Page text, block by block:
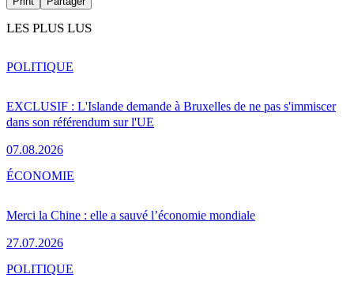
LES PLUS LUS
EXCLUSIF : L'Islande demande à Bruxelles de ne pas s'immiscer
dans son référendum sur l'UE
07.08.2026
POLITIQUE
Merci la Chine : elle a sauvé l’économie mondiale
27.07.2026
ÉCONOMIE
POLITIQUE